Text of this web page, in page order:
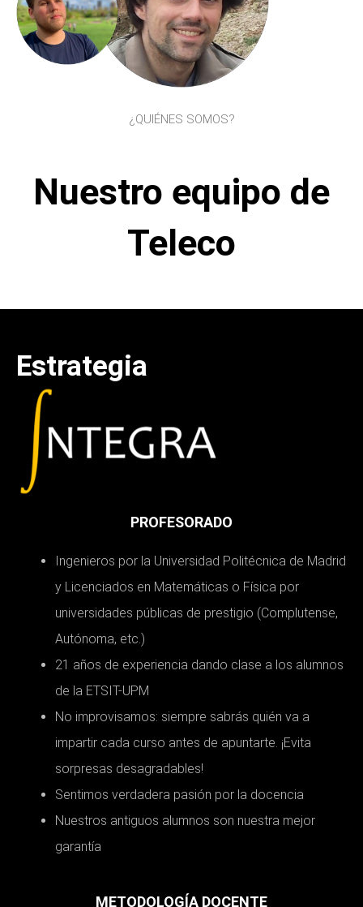
¿QUIÉNES SOMOS?
Nuestro equipo de
Teleco
Estrategia
PROFESORADO
Ingenieros por la Universidad Politécnica de Madrid
y Licenciados en Matemáticas o Física por
universidades públicas de prestigio (Complutense,
Autónoma, etc.)
21 años de experiencia dando clase a los alumnos
de la ETSIT-UPM
No improvisamos: siempre sabrás quién va a
impartir cada curso antes de apuntarte. ¡Evita
sorpresas desagradables!
Sentimos verdadera pasión por la docencia
Nuestros antiguos alumnos son nuestra mejor
garantía
METODOLOGÍA DOCENTE